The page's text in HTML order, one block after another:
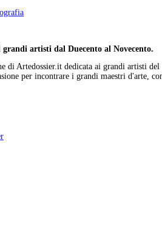
grandi artisti dal Duecento al Novecento.
di Artedossier.it dedicata ai grandi artisti del
per incontrare i grandi maestri d'arte,